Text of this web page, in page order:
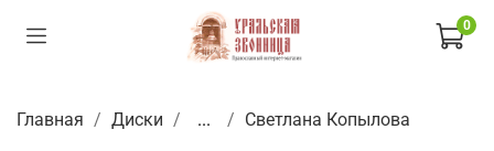
0
Главная Диски ... Светлана Копылова